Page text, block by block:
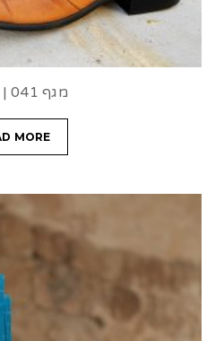
מגף 041 | קאמל
MORE